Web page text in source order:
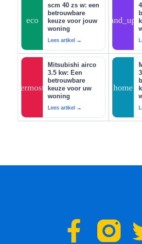
eco
scm 40 zs w: een
betrouwbare
keuze voor jouw
woning
Lees artikel →
thermostat
Mitsubishi airco
3.5 kw: Een
betrouwbare
keuze voor uw
woning
Lees artikel →
home
F